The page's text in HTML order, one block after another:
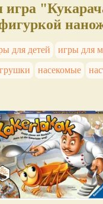
игра
для детей
игры для
насекомые